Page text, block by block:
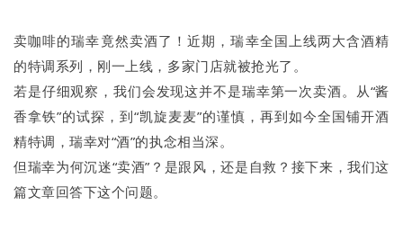
卖咖啡的瑞幸竟然卖酒了！近期，瑞幸全国上线两大含酒精
的特调系列，刚一上线，多家门店就被抢光了。
若是仔细观察，我们会发现这并不是瑞幸第一次卖酒。从“酱
香拿铁”的试探，到“凯旋麦麦”的谨慎，再到如今全国铺开酒
精特调，瑞幸对“酒”的执念相当深。
但瑞幸为何沉迷“卖酒”？是跟风，还是自救？接下来，我们这
篇文章回答下这个问题。